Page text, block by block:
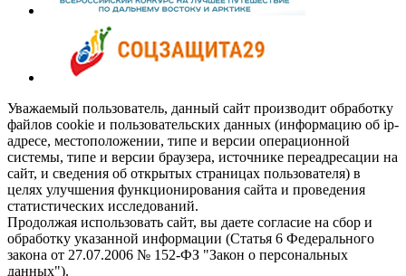
Уважаемый пользователь, данный сайт производит обработку
файлов cookie и пользовательских данных (информацию об ip-
адресе, местоположении, типе и версии операционной
системы, типе и версии браузера, источнике переадресации на
сайт, и сведения об открытых страницах пользователя) в
целях улучшения функционирования сайта и проведения
статистических исследований.
Продолжая использовать сайт, вы даете согласие на сбор и
обработку указанной информации (Статья 6 Федерального
закона от 27.07.2006 № 152-ФЗ "Закон о персональных
данных").